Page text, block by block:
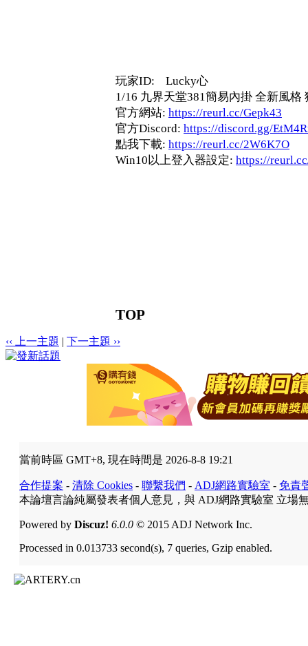
玩家ID: Lucky心
1/16 九界天堂381簡易內掛 全新風
官方網站: https://reurl.cc/Gepk43
官方Discord: https://discord.gg/
點我下載: https://reurl.cc/2W6K7O
Win10以上登入器設定: https://
TOP
‹‹ 上一主題 | 下一主題 ››
當前時區 GMT+8, 現在時間是 2026-8-8 19:21
合作提案 - 清除 Cookies - 聯繫我們 - ADJ網路實驗室 - 免責
本論壇言論純屬發表者個人意見，與 ADJ網路實驗室 立場
Powered by Discuz! 6.0.0 © 2015 ADJ Network Inc.
Processed in 0.013733 second(s), 7 queries, Gzip enabled.